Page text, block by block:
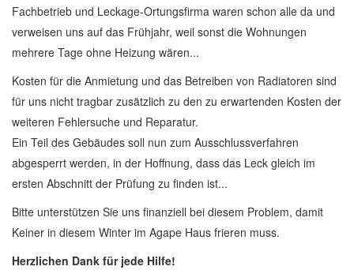
Fachbetrieb und Leckage-Ortungsfirma waren schon alle da und
verweisen uns auf das Frühjahr, weil sonst die Wohnungen
mehrere Tage ohne Heizung wären...
Kosten für die Anmietung und das Betreiben von Radiatoren sind
für uns nicht tragbar zusätzlich zu den zu erwartenden Kosten der
weiteren Fehlersuche und Reparatur.
Ein Teil des Gebäudes soll nun zum Ausschlussverfahren
abgesperrt werden, in der Hoffnung, dass das Leck gleich im
ersten Abschnitt der Prüfung zu finden ist...
Bitte unterstützen Sie uns finanziell bei diesem Problem, damit
Keiner in diesem Winter im Agape Haus frieren muss.
Herzlichen Dank für jede Hilfe!